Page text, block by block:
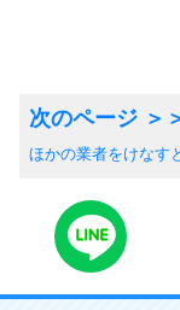
ほかの業者をけなす